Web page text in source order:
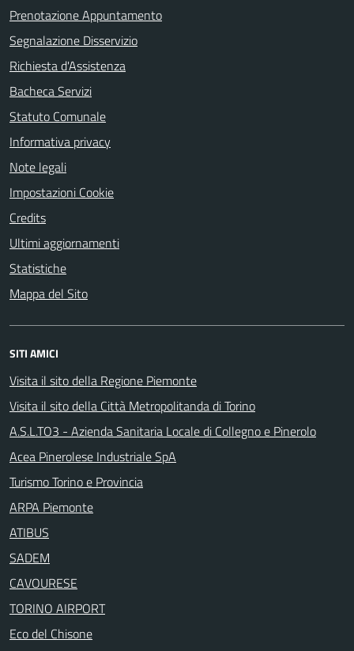
Prenotazione Appuntamento
Segnalazione Disservizio
Richiesta d'Assistenza
Bacheca Servizi
Statuto Comunale
Informativa privacy
Note legali
Impostazioni Cookie
Credits
Ultimi aggiornamenti
Statistiche
Mappa del Sito
SITI AMICI
Visita il sito della Regione Piemonte
Visita il sito della Città Metropolitanda di Torino
A.S.L.TO3 - Azienda Sanitaria Locale di Collegno e Pinerolo
Acea Pinerolese Industriale SpA
Turismo Torino e Provincia
ARPA Piemonte
ATIBUS
SADEM
CAVOURESE
TORINO AIRPORT
Eco del Chisone